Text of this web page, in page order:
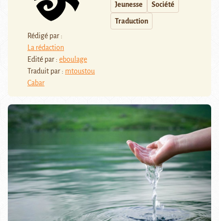
Rédigé par :
La rédaction
Edité par : eboulage
Traduit par : mtoustou
Cabar
Jeunesse Société
Traduction